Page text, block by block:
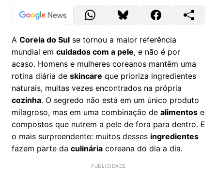
A Coreia do Sul se tornou a maior referência
mundial em cuidados com a pele, e não é por
acaso. Homens e mulheres coreanos mantêm uma
rotina diária de skincare que prioriza ingredientes
naturais, muitas vezes encontrados na própria
cozinha. O segredo não está em um único produto
milagroso, mas em uma combinação de alimentos e
compostos que nutrem a pele de fora para dentro. E
o mais surpreendente: muitos desses ingredientes
fazem parte da culinária coreana do dia a dia.